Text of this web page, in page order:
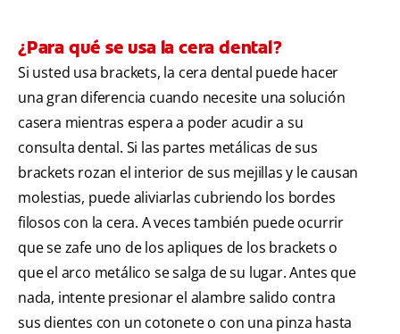
¿Para qué se usa la cera dental?
Si usted usa brackets, la cera dental puede hacer
una gran diferencia cuando necesite una solución
casera mientras espera a poder acudir a su
consulta dental. Si las partes metálicas de sus
brackets rozan el interior de sus mejillas y le causan
molestias, puede aliviarlas cubriendo los bordes
filosos con la cera. A veces también puede ocurrir
que se zafe uno de los apliques de los brackets o
que el arco metálico se salga de su lugar. Antes que
nada, intente presionar el alambre salido contra
sus dientes con un cotonete o con una pinza hasta